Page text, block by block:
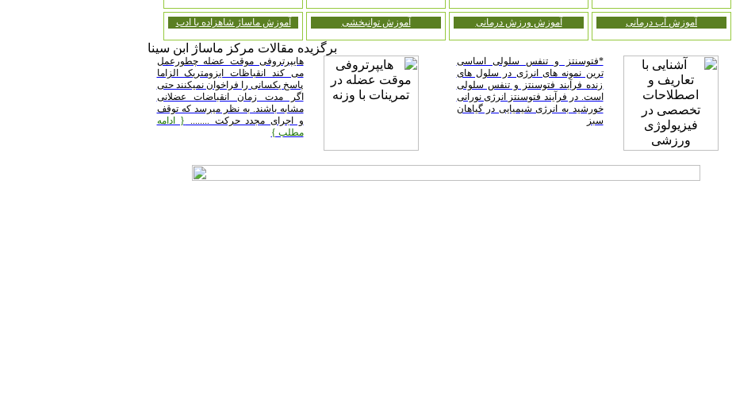
آموزش آب درمانی آموزش ورزش درمانی آموزش توانبخشی آموزش ماساژ شاهزاده با ادب
برگزیده مقالات مرکز ماساژ ابن سینا
*فتوسنتز و تنفس سلولی اساسی
ترین نمونه های انرژی در سلول های
زنده فرآیند فتوسنتز و تنفس سلولی
است. در فرآیند فتوسنتز انرژی نورانی
خورشید به انرژی شیمیایی در گیاهان
سبز
هایپرتروفی موقت عضله چطورعمل
می کند انقباظات ایزومتریک الزاما
پاسخ یکسانی را فراخوان نمیکنند حتی
اگر مدت زمان انقباضات عضلانی
مشابه باشند. به نظر میرسد که توقف
و اجرای مجدد حرکت ........ { ادامه
مطلب }